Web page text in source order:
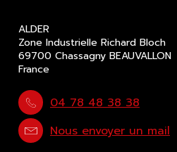
ALDER
Zone Industrielle Richard Bloch
69700 Chassagny BEAUVALLON
France
04 78 48 38 38
Nous envoyer un mail